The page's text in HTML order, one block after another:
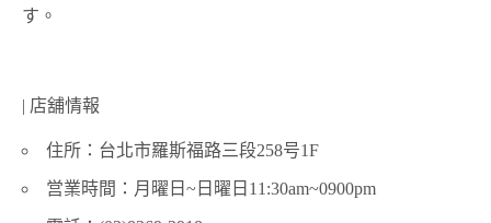
す。
| 店舖情報
住所：台北市羅斯福路三段258号1F
営業時間：月曜日~日曜日11:30am~0900pm